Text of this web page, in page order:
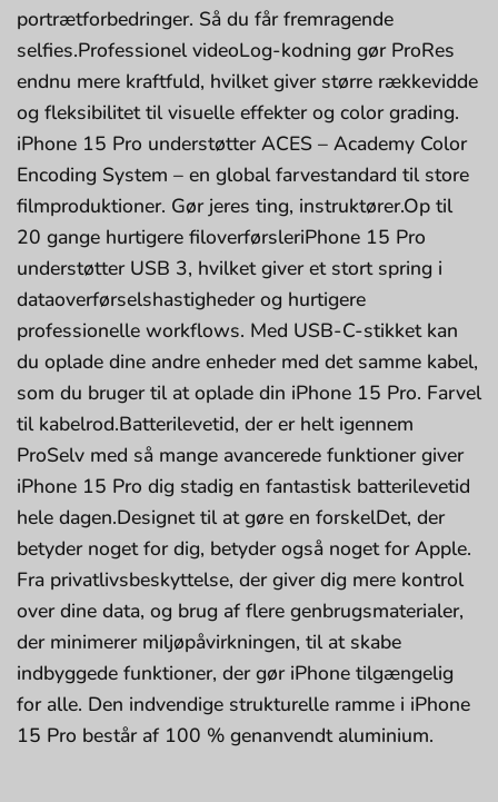
portrætforbedringer. Så du får fremragende
selfies.Professionel videoLog-kodning gør ProRes
endnu mere kraftfuld, hvilket giver større rækkevidde
og fleksibilitet til visuelle effekter og color grading.
iPhone 15 Pro understøtter ACES – Academy Color
Encoding System – en global farvestandard til store
filmproduktioner. Gør jeres ting, instruktører.Op til
20 gange hurtigere filoverførsleriPhone 15 Pro
understøtter USB 3, hvilket giver et stort spring i
dataoverførselshastigheder og hurtigere
professionelle workflows. Med USB-C-stikket kan
du oplade dine andre enheder med det samme kabel,
som du bruger til at oplade din iPhone 15 Pro. Farvel
til kabelrod.Batterilevetid, der er helt igennem
ProSelv med så mange avancerede funktioner giver
iPhone 15 Pro dig stadig en fantastisk batterilevetid
hele dagen.Designet til at gøre en forskelDet, der
betyder noget for dig, betyder også noget for Apple.
Fra privatlivsbeskyttelse, der giver dig mere kontrol
over dine data, og brug af flere genbrugsmaterialer,
der minimerer miljøpåvirkningen, til at skabe
indbyggede funktioner, der gør iPhone tilgængelig
for alle. Den indvendige strukturelle ramme i iPhone
15 Pro består af 100 % genanvendt aluminium.